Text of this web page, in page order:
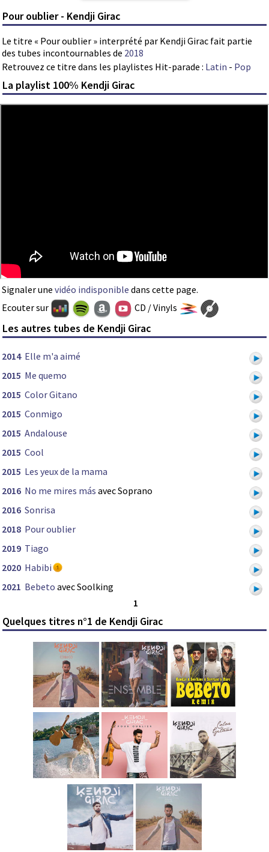
Pour oublier - Kendji Girac
Le titre « Pour oublier » interprété par Kendji Girac fait partie
des tubes incontournables de 2018
Retrouvez ce titre dans les playlistes Hit-parade : Latin - Pop
La playlist 100% Kendji Girac
Signaler une vidéo indisponible dans cette page.
Ecouter sur
CD / Vinyls
Les autres tubes de Kendji Girac
2014 Elle m'a aimé
2015 Me quemo
2015 Color Gitano
2015 Conmigo
2015 Andalouse
2015 Cool
2015 Les yeux de la mama
2016 No me mires más avec Soprano
2016 Sonrisa
2018 Pour oublier
2019 Tiago
2020 Habibi
2021 Bebeto avec Soolking
1
Quelques titres n°1 de Kendji Girac